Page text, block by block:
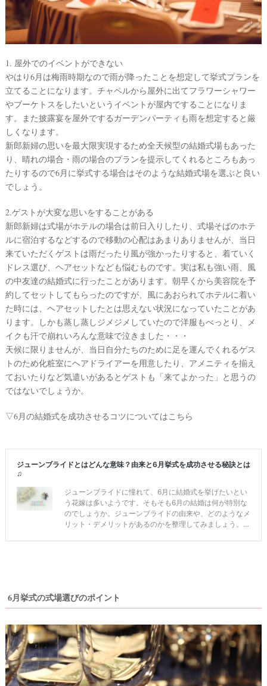
1. 屋外でのイベントができない
やはり6月は梅雨時期なので雨が降ったことを想定して挙式プランを
立てることになります。チャペルから屋外に出てフラワーシャワー
やブーケトスをしたいというイベントが屋内ですることになりま
す。また披露宴を屋外でするガーデンパーティも雨を想定すると厳
しくなります。
新郎新婦の思いを最大限実現するため全天候型の結婚式場もあった
り、晴れの場合・雨の場合のプランを提示してくれるところもあっ
たりするので6月に挙式する場合はそのような結婚式場を選ぶと良い
でしょう。
2.ゲストが大変な思いをすることがある
新郎新婦は式場がホテルの場合は前日入りしたり、式場そばのホテ
ルに宿泊するなどするので移動の心配はあまりありませんが、当日
来ていただくゲストは雨だったり風が強かったりすると、着ていく
ドレス選び、ヘアセットなども悩むものです。実は私も強い雨、風
の中友達の結婚式に行ったことがあります。朝早くから美容院を予
約してセットしてもらったのですが、風にあおられてホテルに着い
た時には、ヘアセットしたとは思えない状況になっていたことがあ
ります。しかも蒸し蒸しジメジメしていたので洋服もべっとり、メ
イクも汗で崩れいろんな意味で泣きました・・・
天候に限りませんが、当日自分たちのために足を運んでくれるゲス
トのため化粧室にヘアドライアーを用意したり、アメニティを揃え
ておいたりなど気遣いがあるとゲストも「来てよかった」と思うの
ではないでしょうか。
▽6月の結婚式を成功させるコツについてはこちら
6月挙式の式場選びのポイント